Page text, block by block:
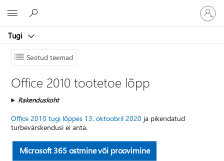
Tugi
Logige
sisse
oma
Seotud teemad
Office 2010 tootetoe lõpp
Rakenduskoht
Office 2010 tugi lõppes 13. oktoobril 2020 ja pikendatud
turbevärskendusi ei anta.
Microsoft 365 ostmine või proovimine